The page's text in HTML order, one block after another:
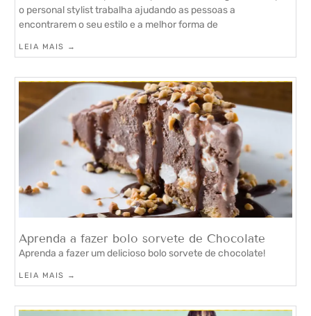
o personal stylist trabalha ajudando as pessoas a
encontrarem o seu estilo e a melhor forma de
LEIA MAIS →
Aprenda a fazer bolo sorvete de Chocolate
Aprenda a fazer um delicioso bolo sorvete de chocolate!
LEIA MAIS →